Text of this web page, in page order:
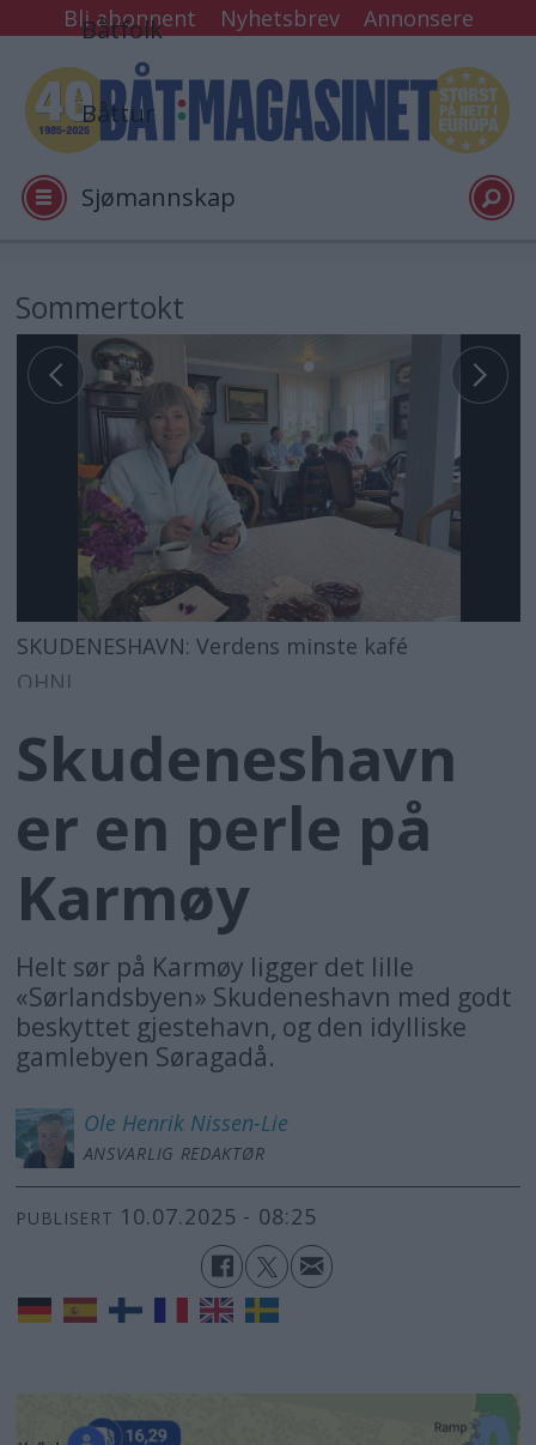
Bli abonnent Nyhetsbrev Annonsere
Båtfolk
Båttur
Sjømannskap
Arkiv
Video
Logg inn
Sommertokt
SKUDENESHAVN: Verdens minste kafé
OHNL
Skudeneshavn
er en perle på
Karmøy
Helt sør på Karmøy ligger det lille
«Sørlandsbyen» Skudeneshavn med godt
beskyttet gjestehavn, og den idylliske
gamlebyen Søragadå.
Ole Henrik Nissen-Lie
ANSVARLIG REDAKTØR
PUBLISERT 10.07.2025 - 08:25